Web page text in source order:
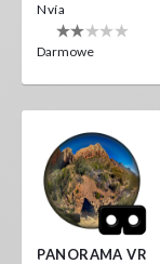
Nvía
Darmowe
PANORAMA VR